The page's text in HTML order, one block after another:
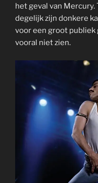
het geval van Mercury.
degelijk zijn donkere
voor een groot publiek
vooral niet zien.